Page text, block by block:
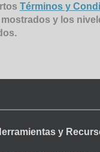
Términos y
y los
y